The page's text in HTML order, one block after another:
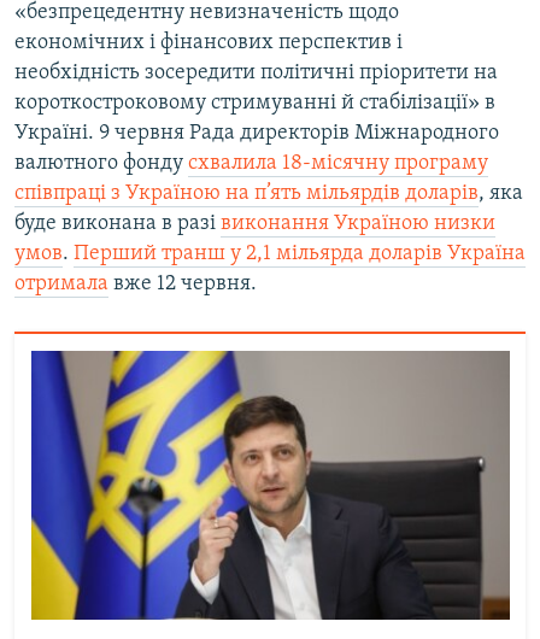
«безпрецедентну невизначеність щодо
економічних і фінансових перспектив і
необхідність зосередити політичні пріоритети на
короткостроковому стримуванні й стабілізації» в
Україні. 9 червня Рада директорів Міжнародного
валютного фонду схвалила 18-місячну програму
співпраці з Україною на п’ять мільярдів доларів, яка
буде виконана в разі виконання Україною низки
умов. Перший транш у 2,1 мільярда доларів Україна
отримала вже 12 червня.